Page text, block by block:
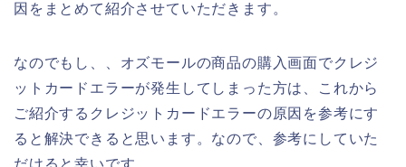
因をまとめて紹介させていただきます。
なのでもし、、オズモールの商品の購入画面でクレジ
ットカードエラーが発生してしまった方は、これから
ご紹介するクレジットカードエラーの原因を参考にす
ると解決できると思います。なので、参考にしていた